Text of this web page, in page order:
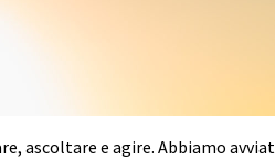
ascoltare e agire. Abbiamo